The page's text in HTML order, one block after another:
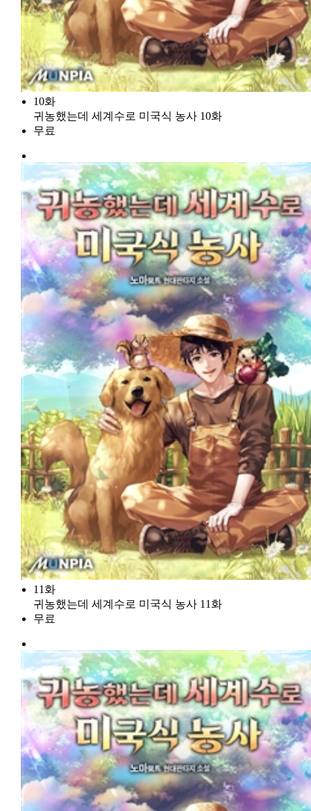
10화
귀농했는데 세계수로 미국식 농사 10화
무료
11화
귀농했는데 세계수로 미국식 농사 11화
무료